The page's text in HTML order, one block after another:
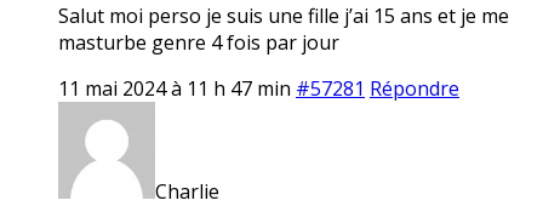
Salut moi perso je suis une fille j’ai 15 ans et je me
masturbe genre 4 fois par jour
11 mai 2024 à 11 h 47 min #57281 Répondre
Charlie